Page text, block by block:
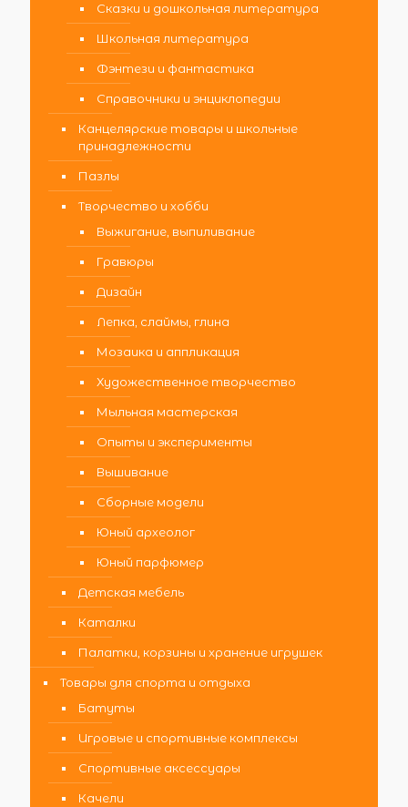
Сказки и дошкольная литература
Школьная литература
Фэнтези и фантастика
Справочники и энциклопедии
Канцелярские товары и школьные
принадлежности
Пазлы
Творчество и хобби
Выжигание, выпиливание
Гравюры
Дизайн
Лепка, слаймы, глина
Мозаика и аппликация
Художественное творчество
Мыльная мастерская
Опыты и эксперименты
Вышивание
Сборные модели
Юный археолог
Юный парфюмер
Детская мебель
Каталки
Палатки, корзины и хранение игрушек
Товары для спорта и отдыха
Батуты
Игровые и спортивные комплексы
Спортивные аксессуары
Качели